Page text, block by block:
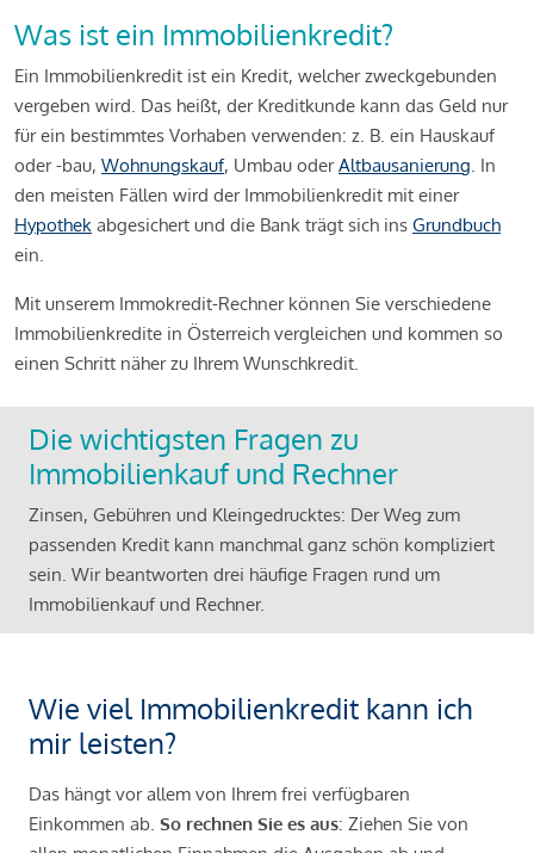
Was ist ein Immobilienkredit?
Ein Immobilienkredit ist ein Kredit, welcher zweckgebunden
vergeben wird. Das heißt, der Kreditkunde kann das Geld nur
für ein bestimmtes Vorhaben verwenden: z. B. ein Hauskauf
oder -bau, Wohnungskauf, Umbau oderAltbausanierung. In
den meisten Fällen wird der Immobilienkredit mit einer
Hypothek abgesichert und die Bank trägt sich ins Grundbuch
ein.
Mit unserem Immokredit-Rechner können Sie verschiedene
Immobilienkredite in Österreich vergleichen und kommen so
einen Schritt näher zu Ihrem Wunschkredit.
Die wichtigsten Fragen zu
Immobilienkauf und Rechner
Zinsen, Gebühren und Kleingedrucktes: Der Weg zum
passenden Kredit kann manchmal ganz schön kompliziert
sein. Wir beantworten drei häufige Fragen rund um
Immobilienkauf und Rechner.
Wie viel Immobilienkredit kann ich
mir leisten?
Das hängt vor allem von Ihrem frei verfügbaren
Einkommen ab. So rechnen Sie es aus: Ziehen Sie von